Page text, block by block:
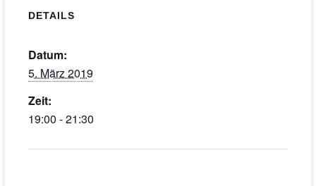
DETAILS
Datum:
5. März 2019
Zeit:
19:00 - 21:30